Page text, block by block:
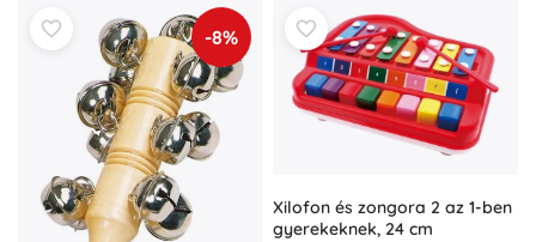
-8%
Xilofon és zongora 2 az 1-ben
gyerekeknek, 24 cm